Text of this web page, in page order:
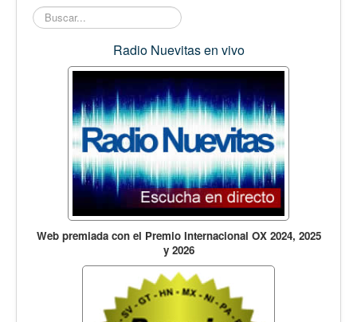
Buscar...
Radio Nuevitas en vivo
Web premiada con el Premio Internacional OX 2024, 2025
y 2026